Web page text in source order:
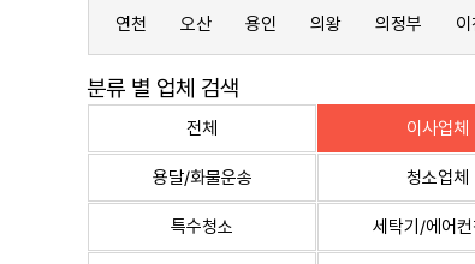
연천
오산 용인 의왕 의정부 이
분류 별 업체 검색
전체 이사업체
용달/화물운송 청소업체
특수청소 세탁기/에어